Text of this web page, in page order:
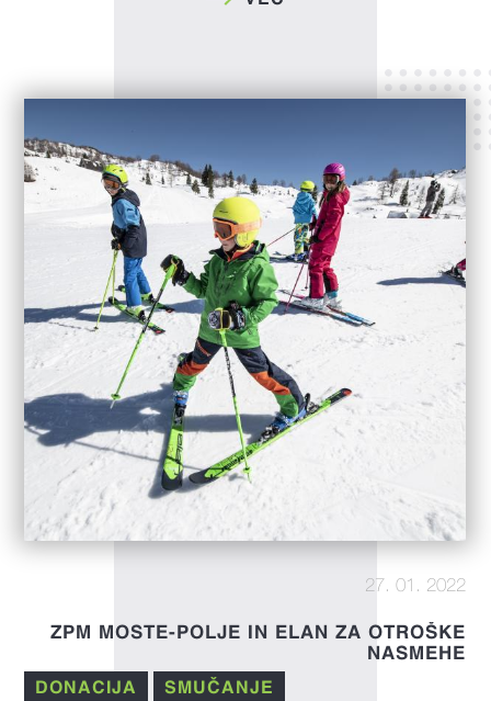
27. 01. 2022
ZPM MOSTE-POLJE IN ELAN ZA OTROŠKE
NASMEHE
DONACIJA SMUČANJE